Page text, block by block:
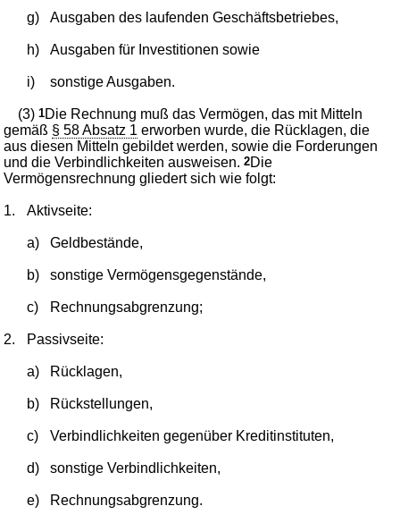
g) Ausgaben des laufenden Geschäftsbetriebes,
h) Ausgaben für Investitionen sowie
i) sonstige Ausgaben.
(3)1Die Rechnung muß das Vermögen, das mit Mitteln
gemäß § 58 Absatz 1 erworben wurde, die Rücklagen, die
aus diesen Mitteln gebildet werden, sowie die Forderungen
und die Verbindlichkeiten ausweisen.2Die
Vermögensrechnung gliedert sich wie folgt:
1. Aktivseite:
a) Geldbestände,
b) sonstige Vermögensgegenstände,
c) Rechnungsabgrenzung;
2. Passivseite:
a) Rücklagen,
b) Rückstellungen,
c) Verbindlichkeiten gegenüber Kreditinstituten,
d) sonstige Verbindlichkeiten,
e) Rechnungsabgrenzung.